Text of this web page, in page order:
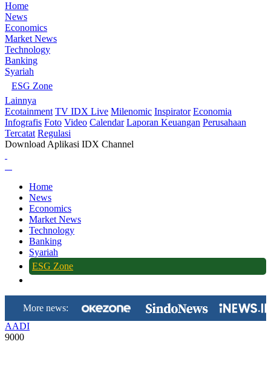
Home
News
Economics
Market News
Technology
Banking
Syariah
ESG Zone
Lainnya
Ecotainment TV IDX Live Milenomic Inspirator Economia
Infografis Foto Video Calendar Laporan Keuangan Perusahaan
Tercatat Regulasi
Download Aplikasi IDX Channel
Home
News
Economics
Market News
Technology
Banking
Syariah
ESG Zone
More news:
AADI
9000